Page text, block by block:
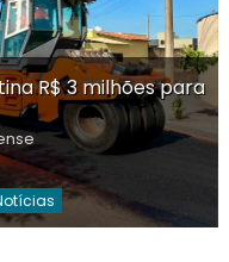
R$ 3 milhões para